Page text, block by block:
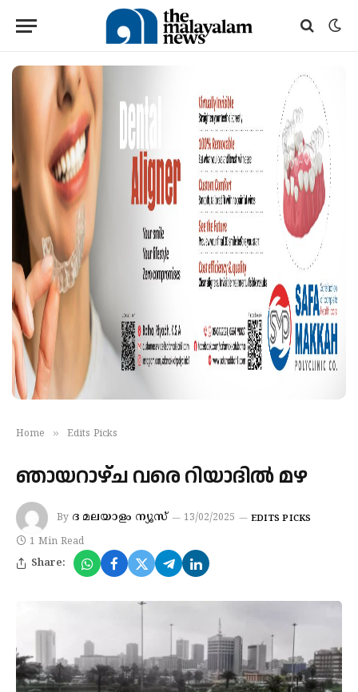
Home » Edits Picks
ഞായറാഴ്ച വരെ റിയാദില്‍ മഴ
By ദ മലയാളം ന്യൂസ് 13/02/2025 EDITS PICKS
1 Min Read
Share: